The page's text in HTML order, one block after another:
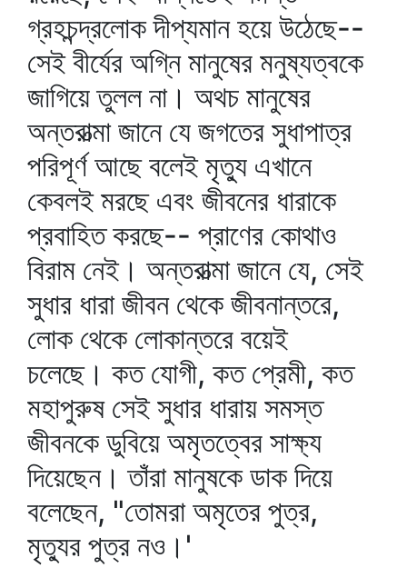
গ্রহচন্দ্রলোক দীপ্যমান হয়ে উঠেছে--
সেই বীর্যের অগ্নি মানুষের মনুষ্যত্বকে
জাগিয়ে তুলল না। অথচ মানুষের
অন্তরাত্মা জানে যে জগতের সুধাপাত্র
পরিপূর্ণ আছে বলেই মৃত্যু এখানে
কেবলই মরছে এবং জীবনের ধারাকে
প্রবাহিত করছে-- প্রাণের কোথাও
বিরাম নেই। অন্তরাত্মা জানে যে, সেই
সুধার ধারা জীবন থেকে জীবনান্তরে,
লোক থেকে লোকান্তরে বয়েই
চলেছে। কত যোগী, কত প্রেমী, কত
মহাপুরুষ সেই সুধার ধারায় সমস্ত
জীবনকে ডুবিয়ে অমৃতত্বের সাক্ষ্য
দিয়েছেন। তাঁরা মানুষকে ডাক দিয়ে
বলেছেন, "তোমরা অমৃতের পুত্র,
মৃত্যুর পুত্র নও।'